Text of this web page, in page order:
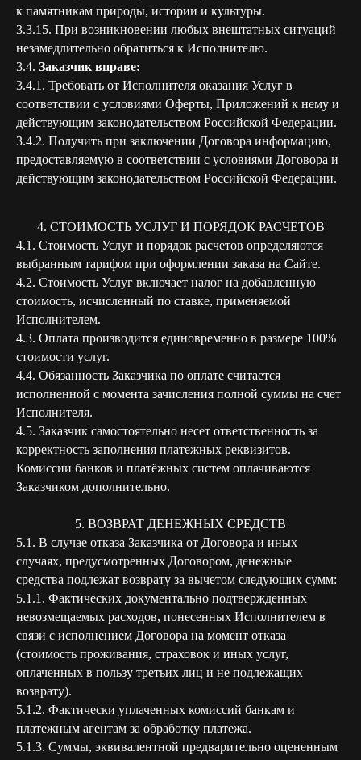
к памятникам природы, истории и культуры.
3.3.15. При возникновении любых внештатных ситуаций
незамедлительно обратиться к Исполнителю.
3.4. Заказчик вправе:
3.4.1. Требовать от Исполнителя оказания Услуг в
соответствии с условиями Оферты, Приложений к нему и
действующим законодательством Российской Федерации.
3.4.2. Получить при заключении Договора информацию,
предоставляемую в соответствии с условиями Договора и
действующим законодательством Российской Федерации.
4. СТОИМОСТЬ УСЛУГ И ПОРЯДОК РАСЧЕТОВ
4.1. Стоимость Услуг и порядок расчетов определяются
выбранным тарифом при оформлении заказа на Сайте.
4.2. Стоимость Услуг включает налог на добавленную
стоимость, исчисленный по ставке, применяемой
Исполнителем.
4.3. Оплата производится единовременно в размере 100%
стоимости услуг.
4.4. Обязанность Заказчика по оплате считается
исполненной с момента зачисления полной суммы на счет
Исполнителя.
4.5. Заказчик самостоятельно несет ответственность за
корректность заполнения платежных реквизитов.
Комиссии банков и платёжных систем оплачиваются
Заказчиком дополнительно.
5. ВОЗВРАТ ДЕНЕЖНЫХ СРЕДСТВ
5.1. В случае отказа Заказчика от Договора и иных
случаях, предусмотренных Договором, денежные
средства подлежат возврату за вычетом следующих сумм:
5.1.1. Фактических документально подтвержденных
невозмещаемых расходов, понесенных Исполнителем в
связи с исполнением Договора на момент отказа
(стоимость проживания, страховок и иных услуг,
оплаченных в пользу третьих лиц и не подлежащих
возврату).
5.1.2. Фактически уплаченных комиссий банкам и
платежным агентам за обработку платежа.
5.1.3. Суммы, эквивалентной предварительно оцененным